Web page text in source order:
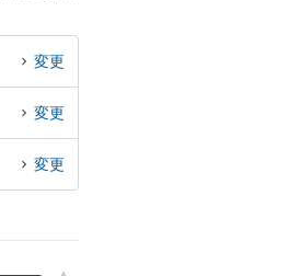
変更
変更
変更